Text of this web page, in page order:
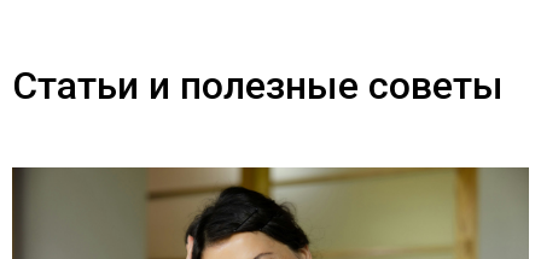
Статьи и полезные советы